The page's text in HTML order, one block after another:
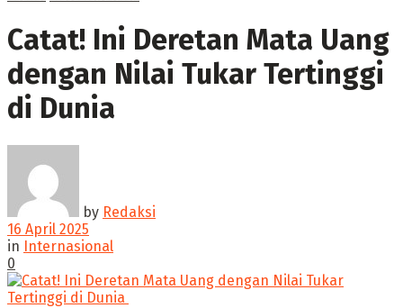
Catat! Ini Deretan Mata Uang
dengan Nilai Tukar Tertinggi
di Dunia ‎
by Redaksi
16 April 2025
in Internasional
0